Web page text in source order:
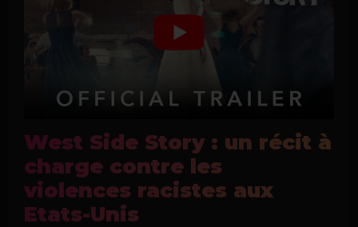
West Side Story : un récit à
charge contre les
violences racistes aux
Etats-Unis